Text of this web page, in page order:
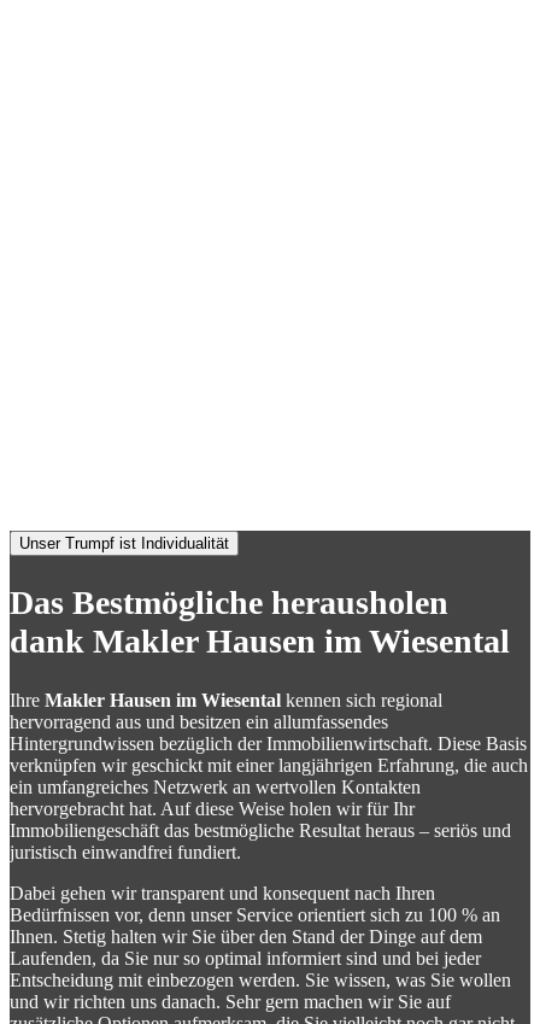
Unser Trumpf ist Individualität
Das Bestmögliche herausholen
dank Makler Hausen im Wiesental
Ihre Makler Hausen im Wiesental kennen sich regional
hervorragend aus und besitzen ein allumfassendes
Hintergrundwissen bezüglich der Immobilienwirtschaft. Diese Basis
verknüpfen wir geschickt mit einer langjährigen Erfahrung, die auch
ein umfangreiches Netzwerk an wertvollen Kontakten
hervorgebracht hat. Auf diese Weise holen wir für Ihr
Immobiliengeschäft das bestmögliche Resultat heraus – seriös und
juristisch einwandfrei fundiert.
Dabei gehen wir transparent und konsequent nach Ihren
Bedürfnissen vor, denn unser Service orientiert sich zu 100 % an
Ihnen. Stetig halten wir Sie über den Stand der Dinge auf dem
Laufenden, da Sie nur so optimal informiert sind und bei jeder
Entscheidung mit einbezogen werden. Sie wissen, was Sie wollen
und wir richten uns danach. Sehr gern machen wir Sie auf